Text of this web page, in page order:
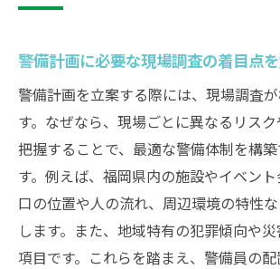
警備計画に必要な現場調査の着目点
警備計画を立案する際には、現場調査
す。なぜなら、現場ごとに異なるリス
把握することで、最適な警備体制を構
す。例えば、福岡県内の施設やイベン
口の位置や人の流れ、周辺環境の特性
します。また、地域特有の犯罪傾向や
項目です。これらを踏まえ、警備員の